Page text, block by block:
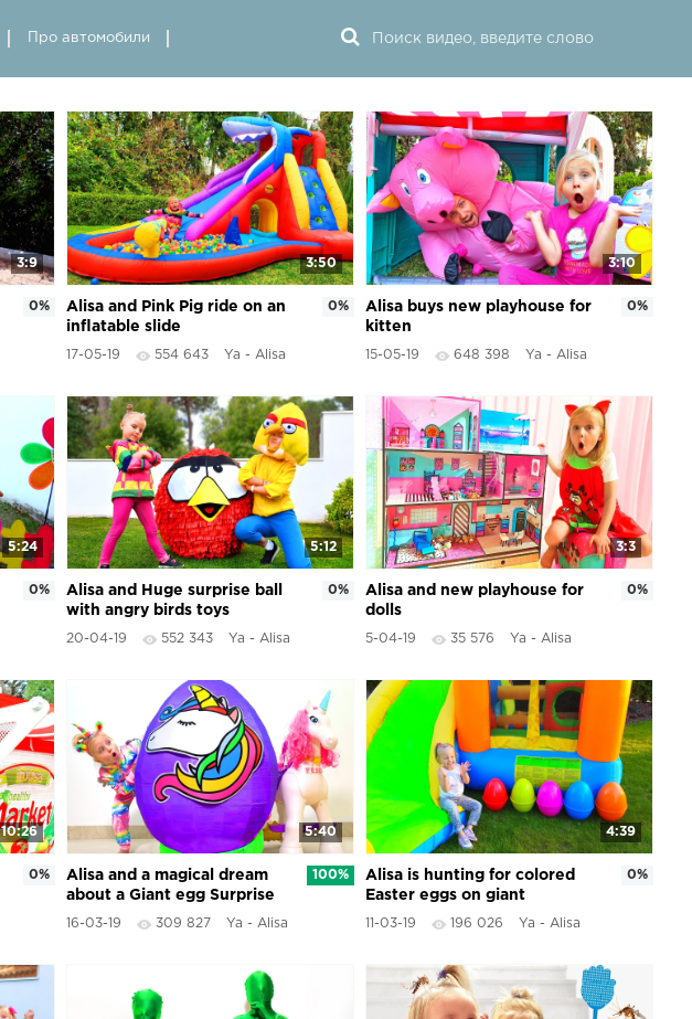
Про автомобили
3:9
0%
3:50
Alisa and Pink Pig ride on an
inflatable slide
17-05-19 554 643 Ya - Alisa
0%
3:10
Alisa buys new playhouse for
kitten
15-05-19 648 398 Ya - Alisa
0%
5:24
0%
5:12
Alisa and Huge surprise ball
with angry birds toys
20-04-19 552 343 Ya - Alisa
0%
3:3
Alisa and new playhouse for
dolls
5-04-19 35 576 Ya - Alisa
0%
10:26
0%
5:40
Alisa and a magical dream
about a Giant egg Surprise
Unicorn .
16-03-19 309 827 Ya - Alisa
100%
4:39
Alisa is hunting for colored
Easter eggs on giant
inflatable slide
11-03-19 196 026 Ya - Alisa
0%